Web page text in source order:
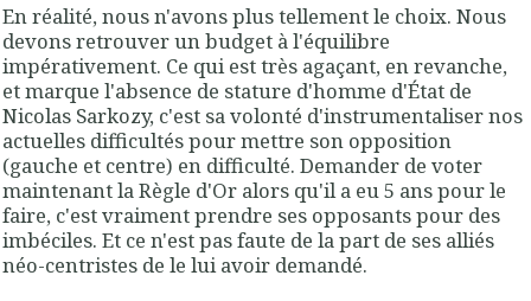
En réalité, nous n'avons plus tellement le choix. Nous
devons retrouver un budget à l'équilibre
impérativement. Ce qui est très agaçant, en revanche,
et marque l'absence de stature d'homme d'État de
Nicolas Sarkozy, c'est sa volonté d'instrumentaliser nos
actuelles difficultés pour mettre son opposition
(gauche et centre) en difficulté. Demander de voter
maintenant la Règle d'Or alors qu'il a eu 5 ans pour le
faire, c'est vraiment prendre ses opposants pour des
imbéciles. Et ce n'est pas faute de la part de ses alliés
néo-centristes de le lui avoir demandé.